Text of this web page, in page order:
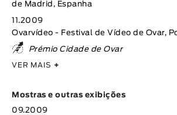
de Madrid, Espanha
11.2009
Ovarvídeo - Festival de Vídeo de Ovar,
Prémio Cidade de Ovar
VER MAIS +
Mostras e outras exibições
09.2009